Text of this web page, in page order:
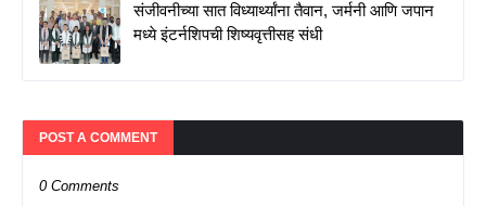
संजीवनीच्या सात विध्यार्थ्यांना तैवान, जर्मनी आणि जपान
मध्ये इंटर्नशिपची शिष्यवृत्तीसह संधी
POST A COMMENT
0 Comments